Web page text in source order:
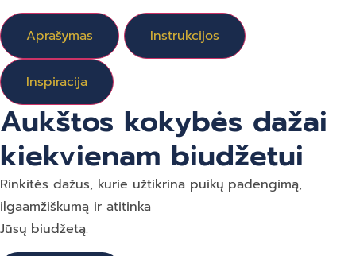
Aprašymas Instrukcijos
Inspiracija
Aukštos kokybės dažai
kiekvienam biudžetui
Rinkitės dažus, kurie užtikrina puikų padengimą,
ilgaamžiškumą ir atitinka
Jūsų biudžetą.